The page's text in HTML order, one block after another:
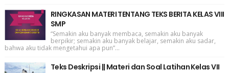
RINGKASAN MATERI TENTANG TEKS BERITA KELAS VIII
SMP
“Semakin aku banyak membaca, semakin aku banyak
berpikir; semakin aku banyak belajar, semakin aku sadar,
bahwa aku tidak mengetahui apa pun”...
Teks Deskripsi || Materi dan Soal Latihan Kelas VII